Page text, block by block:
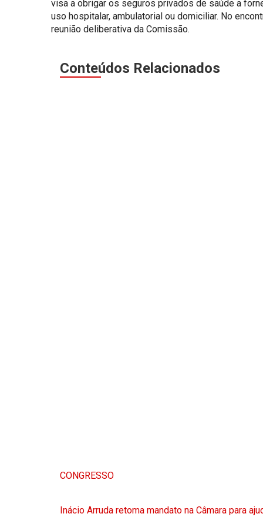
visa a obrigar os seguros privados de saúde a
uso hospitalar, ambulatorial ou domiciliar. No
reunião deliberativa da Comissão.
Conteúdos Relacionados
CONGRESSO
Inácio Arruda retoma mandato na Câmara para